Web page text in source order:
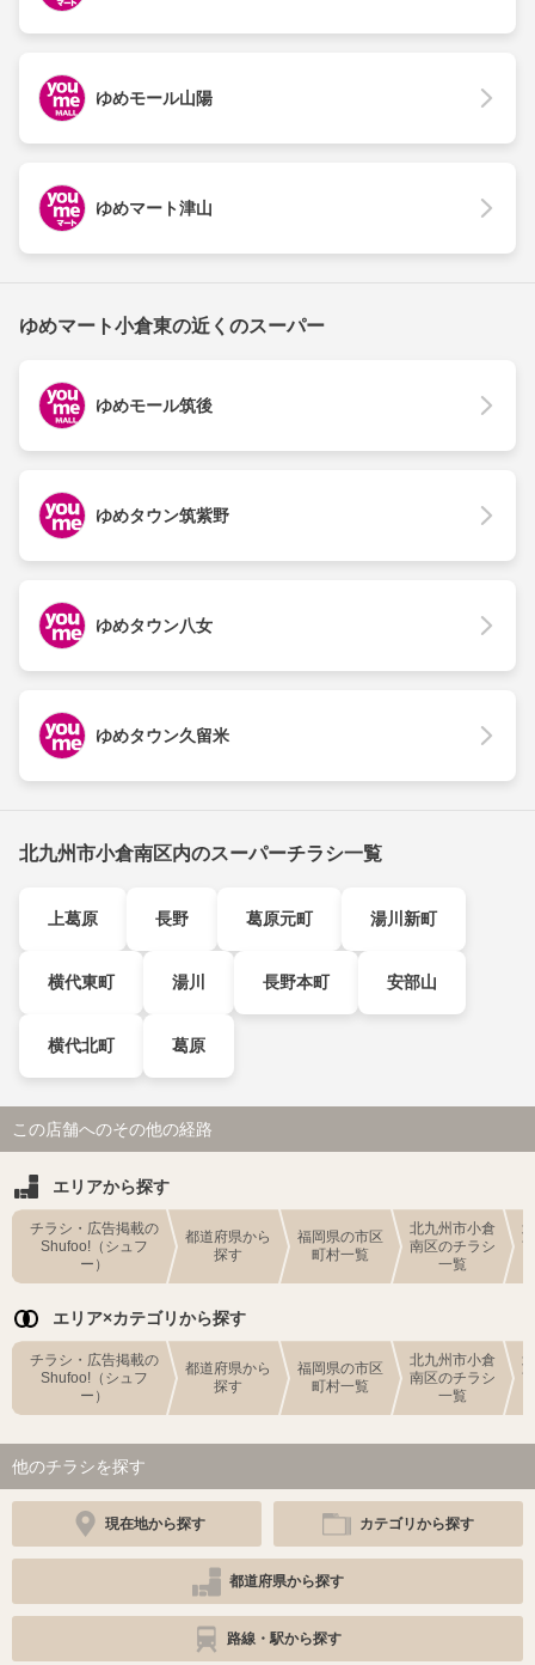
ゆめモール山陽
ゆめマート津山
ゆめマート小倉東の近くのスーパー
ゆめモール筑後
ゆめタウン筑紫野
ゆめタウン八女
ゆめタウン久留米
北九州市小倉南区内のスーパーチラシ一覧
上葛原 長野 葛原元町 湯川新町
横代東町 湯川 長野本町 安部山
横代北町 葛原
この店舗へのその他の経路
エリアから探す
チラシ・広告掲載の
Shufoo!（シュフ
ー）
都道府県から
探す
福岡県の市区
町村一覧
北九州市小倉
南区のチラシ
一覧
エリア×カテゴリから探す
チラシ・広告掲載の
Shufoo!（シュフ
ー）
都道府県から
探す
福岡県の市区
町村一覧
北九州市小倉
南区のチラシ
一覧
他のチラシを探す
現在地から探す カテゴリから探す
都道府県から探す
路線・駅から探す